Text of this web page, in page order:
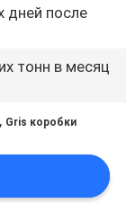
дней после
тонн в месяц
, Gris коробки